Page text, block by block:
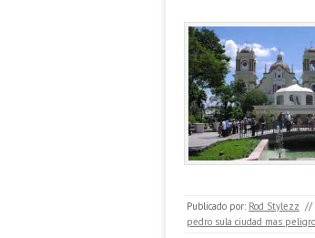
Publicado por: Rod Stylezz //
pedro sula ciudad mas